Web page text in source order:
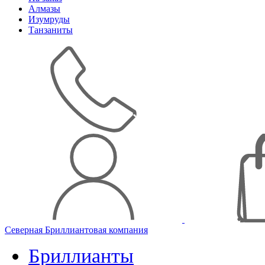
Алмазы
Изумруды
Танзаниты
Северная Бриллиантовая компания
Бриллианты